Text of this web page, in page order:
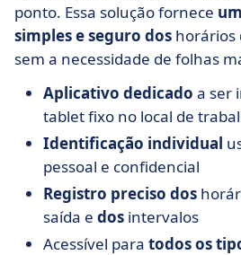
ponto. Essa solução fornece
simples e seguro dos horários
sem a necessidade de folhas
Aplicativo dedicado a ser
tablet fixo no local de
Identificação individual
pessoal e confidencial
Registro preciso dos
saída e dos intervalos
Acessível para todos os